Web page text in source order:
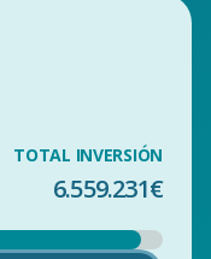
TOTAL INVERSIÓN
6.559.231€